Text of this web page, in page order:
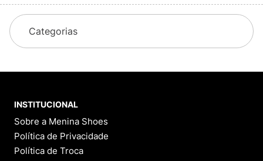
Categorias
INSTITUCIONAL
Sobre a Menina Shoes
Política de Privacidade
Política de Troca